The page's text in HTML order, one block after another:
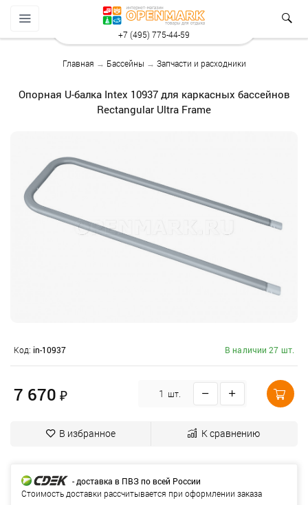
+7 (495) 775-44-59
Главная → Бассейны → Запчасти и расходники
Опорная U-балка Intex 10937 для каркасных бассейнов
Rectangular Ultra Frame
Код: in-10937 В наличии 27 шт.
7 670 ₽ шт.
В избранное К сравнению
- доставка в ПВЗ по всей России
Стоимость доставки рассчитывается при оформлении заказа